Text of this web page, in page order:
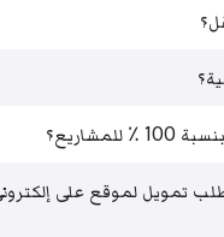
تمويل لموقع على